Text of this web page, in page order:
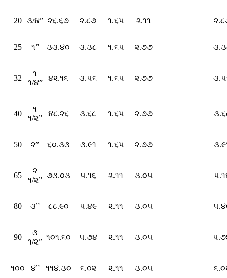
20 ૩/૪” ૨૬.૬૭ ૨.૮૭ ૧.૬૫ ૨.૧૧
25 ૧” ૩૩.૪૦ ૩.૩૮ ૧.૬૫ ૨.૭૭
32
૧
૧/૪”
૪૨.૧૬ ૩.૫૬ ૧.૬૫ ૨.૭૭
40
૧
૧/૨”
૪૮.૨૬ ૩.૬૮ ૧.૬૫ ૨.૭૭
50 ૨” ૬૦.૩૩ ૩.૯૧ ૧.૬૫ ૨.૭૭
65
૨
૧/૨”
૭૩.૦૩ ૫.૧૬ ૨.૧૧ ૩.૦૫
80 ૩” ૮૮.૯૦ ૫.૪૯ ૨.૧૧ ૩.૦૫
90
૩
૧/૨”
૧૦૧.૬૦ ૫.૭૪ ૨.૧૧ ૩.૦૫
૧૦૦ ૪” ૧૧૪.૩૦ ૬.૦૨ ૨.૧૧ ૩.૦૫